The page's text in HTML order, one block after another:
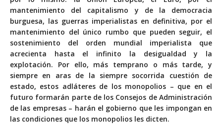
mantenimiento del capitalismo y de la democracia
burguesa, las guerras imperialistas en definitiva, por el
mantenimiento del único rumbo que pueden seguir, el
sostenimiento del orden mundial imperialista que
acrecienta hasta el infinito la desigualdad y la
explotación. Por ello, más temprano o más tarde, y
siempre en aras de la siempre socorrida cuestión de
estado, estos adláteres de los monopolios – que en el
futuro formarán parte de los Consejos de Administración
de las empresas – harán el gobierno que les impongan en
las condiciones que los monopolios les dicten.